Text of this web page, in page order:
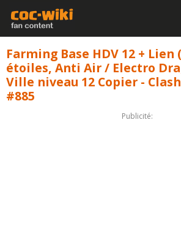
Farming Base HDV 12 +
étoiles, Anti Air / Electro
Ville niveau 12 Copier -
#885
Publicité: